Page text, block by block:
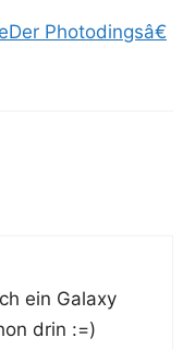
Photodingsâ€
ein Gala­xy
drin :=)